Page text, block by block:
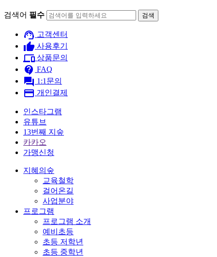
검색어 필수 검색
support_agent 고객센터
thumb_up 사용후기
devices 상품문의
contact_support FAQ
question_answer 1:1문의
payment 개인결제
인스타그램
유튜브
13번째 지숲
카카오
가맹신청
지혜의숲
교육철학
걸어온길
사업분야
프로그램
프로그램 소개
예비초등
초등 저학년
초등 중학년